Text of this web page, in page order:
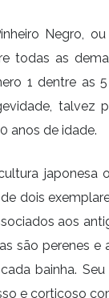
Negro,
todas as
1 dentre as
talvez
anos de idade.
japonesa
dois
aos
são perenes e
bainha.
e corticoso